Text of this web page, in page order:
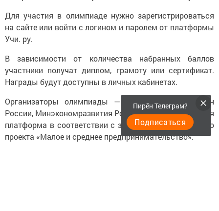
Для участия в олимпиаде нужно зарегистрироваться
на сайте или войти с логином и паролем от платформы
Учи. ру.
В зависимости от количества набранных баллов
участники получат диплом, грамоту или сертификат.
Награды будут доступны в личных кабинетах.
Организаторы олимпиады — Банк России, Минфин
России, Минэкономразвития России и образовательная
платформа в соответствии с задачами национального
проекта «Малое и среднее предпринимательство».
Пирӗн Телеграм?
Подписаться